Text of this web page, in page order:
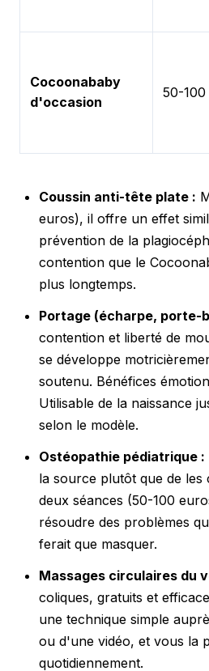
Cocoonababy
d'occasion
50-
Coussin anti-tête plate :
euros), il offre un effet
prévention de la
contention que le
plus longtemps.
Portage (écharpe, porte-
contention et liberté de
se développe
soutenu. Bénéfices
Utilisable de la naissance
selon le modèle.
Ostéopathie pédiatrique :
la source plutôt que de les
deux séances (50-100
résoudre des problèmes
ferait que masquer.
Massages circulaires du
coliques, gratuits et
une technique simple
ou d'une vidéo, et vous la
quotidiennement.